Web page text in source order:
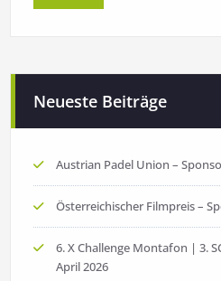
Neueste Beiträge
Austrian Padel Union –
Österreichischer Filmpreis –
6. X Challenge Montafon | 3.
April 2026